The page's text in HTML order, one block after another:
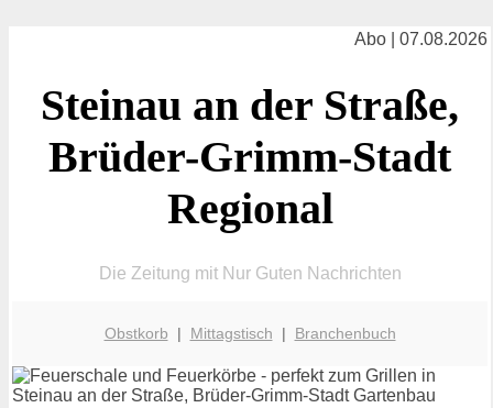
Abo | 07.08.2026
Steinau an der Straße,
Brüder-Grimm-Stadt
Regional
Die Zeitung mit Nur Guten Nachrichten
Obstkorb | Mittagstisch | Branchenbuch